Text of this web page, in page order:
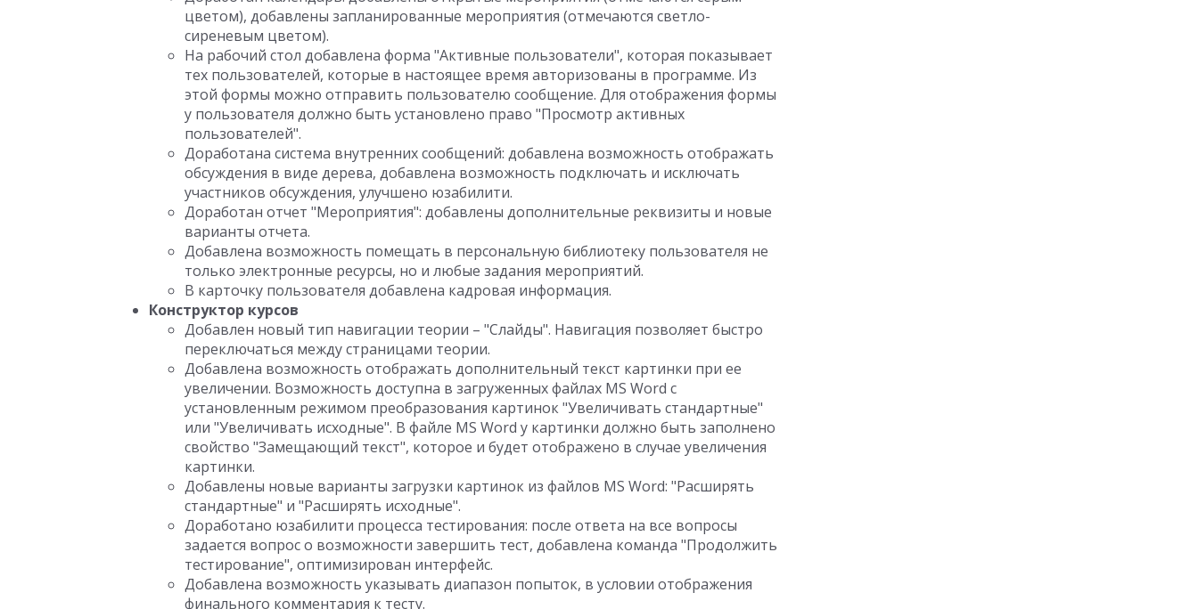
цветом), добавлены запланированные мероприятия (отмечаются светло-
сиреневым цветом).
На рабочий стол добавлена форма "Активные пользователи", которая показывает
тех пользователей, которые в настоящее время авторизованы в программе. Из
этой формы можно отправить пользователю сообщение. Для отображения формы
у пользователя должно быть установлено право "Просмотр активных
пользователей".
Доработана система внутренних сообщений: добавлена возможность отображать
обсуждения в виде дерева, добавлена возможность подключать и исключать
участников обсуждения, улучшено юзабилити.
Доработан отчет "Мероприятия": добавлены дополнительные реквизиты и новые
варианты отчета.
Добавлена возможность помещать в персональную библиотеку пользователя не
только электронные ресурсы, но и любые задания мероприятий.
В карточку пользователя добавлена кадровая информация.
Конструктор курсов
Добавлен новый тип навигации теории – "Слайды". Навигация позволяет быстро
переключаться между страницами теории.
Добавлена возможность отображать дополнительный текст картинки при ее
увеличении. Возможность доступна в загруженных файлах MS Word с
установленным режимом преобразования картинок "Увеличивать стандартные"
или "Увеличивать исходные". В файле MS Word у картинки должно быть заполнено
свойство "Замещающий текст", которое и будет отображено в случае увеличения
картинки.
Добавлены новые варианты загрузки картинок из файлов MS Word: "Расширять
стандартные" и "Расширять исходные".
Доработано юзабилити процесса тестирования: после ответа на все вопросы
задается вопрос о возможности завершить тест, добавлена команда "Продолжить
тестирование", оптимизирован интерфейс.
Добавлена возможность указывать диапазон попыток, в условии отображения
финального комментария к тесту.